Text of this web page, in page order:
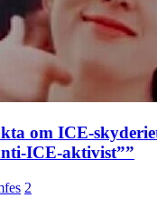
om ICE-
ICE-aktivist””
2